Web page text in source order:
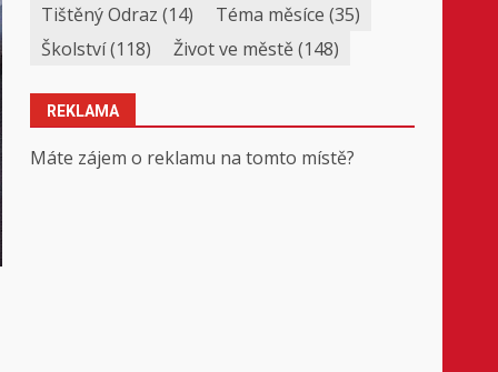
Tištěný Odraz (14) Téma měsíce (35)
Školství(118) Život ve městě(148)
REKLAMA
Máte zájem o reklamu na tomto místě?